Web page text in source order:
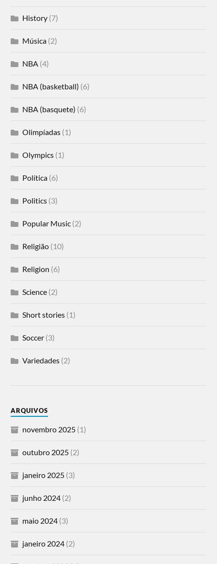
History (7)
Música (2)
NBA (4)
NBA (basketball) (6)
NBA (basquete) (6)
Olimpíadas (1)
Olympics (1)
Política (6)
Politics (3)
Popular Music (2)
Religião (10)
Religion (6)
Science (2)
Short stories (1)
Soccer (3)
Variedades (2)
ARQUIVOS
novembro 2025 (1)
outubro 2025 (2)
janeiro 2025 (3)
junho 2024 (2)
maio 2024 (3)
janeiro 2024 (2)